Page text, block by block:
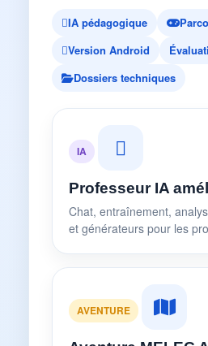
IA pédagogique
Version Android
Dossiers techniques
IA
Professeur IA
Chat, entraînement,
et générateurs pour les
AVENTURE